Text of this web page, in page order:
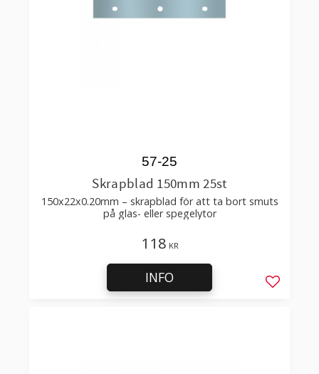
Skrapblad 150mm 25st
150x22x0.20mm – skrapblad för att ta bort smuts
på glas- eller spegelytor
57-25
118 KR
Lägg till
INFO